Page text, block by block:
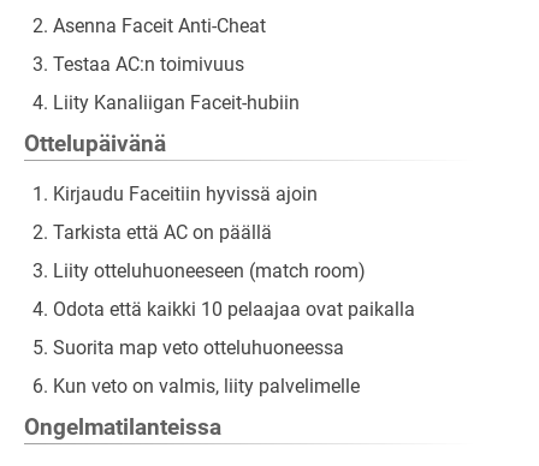
Asenna Faceit Anti-Cheat
Testaa AC:n toimivuus
Liity Kanaliigan Faceit-hubiin
Ottelupäivänä
Kirjaudu Faceitiin hyvissä ajoin
Tarkista että AC on päällä
Liity otteluhuoneeseen (match room)
Odota että kaikki 10 pelaajaa ovat paikalla
Suorita map veto otteluhuoneessa
Kun veto on valmis, liity palvelimelle
Ongelmatilanteissa